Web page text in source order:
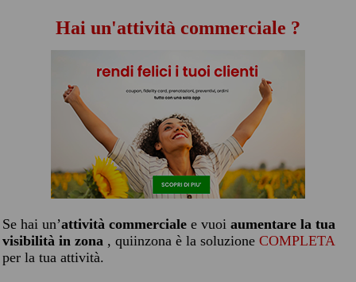
Hai un'attività commerciale ?
Se hai un’attività commerciale e vuoi aumentare la tua
visibilità in zona , quiinzona è la soluzione COMPLETA
per la tua attività.